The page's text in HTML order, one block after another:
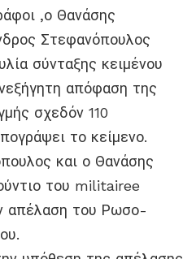
,ο Θανάσης
Στεφανόπουλος
σύνταξης κειμένου
απόφαση της
σχεδόν 110
το κείμενο.
και ο Θανάσης
του militairee
απέλαση του Ρωσο-